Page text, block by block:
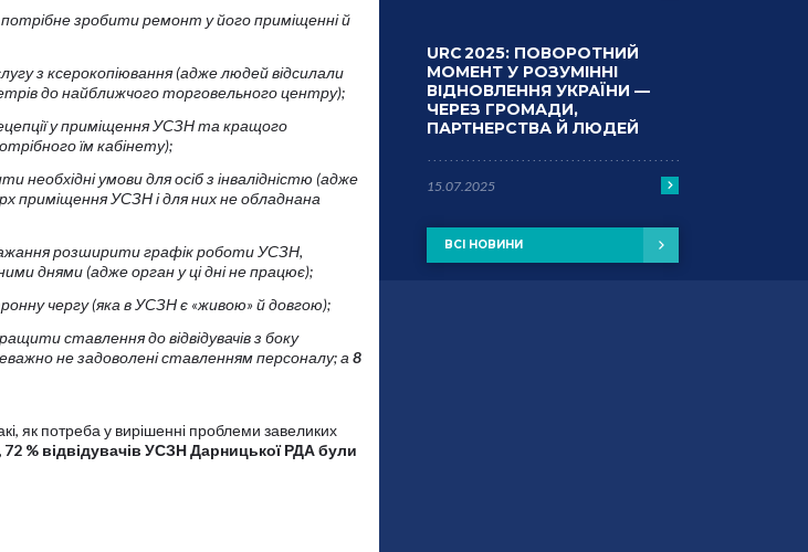
зробити ремонт у його приміщенні й
з ксерокопіювання(адже людей відсилали
до найближчого торговельного центру);
у приміщення УСЗН та кращого
їм кабінету);
необхідні умови для осіб з інвалідністю (адже
приміщення УСЗН і для них не обладнана
розширити графік роботи УСЗН,
днями (адже орган у ці дні не працює);
чергу (яка в УСЗН є «живою» й довгою);
ставлення до відвідувачів з боку
не задоволені ставленням персоналу; а 8
як потреба у вирішенні проблеми завеликих
72 % відвідувачів УСЗН Дарницької РДА були
URC 2025: ПОВОРОТНИЙ
МОМЕНТ У РОЗУМІННІ
ВІДНОВЛЕННЯ УКРАЇНИ —
ЧЕРЕЗ ГРОМАДИ,
ПАРТНЕРСТВА Й ЛЮДЕЙ
15.07.2025
ВСІ НОВИНИ